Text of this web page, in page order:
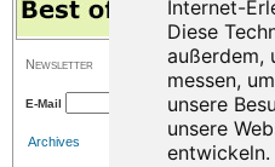
Newsletter
E-Mail
Archives